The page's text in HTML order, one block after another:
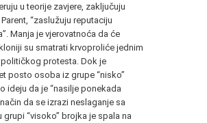
u teorije zavjere, zaključuju
“zaslužuju reputaciju
Manja je vjerovatnoća da će
su smatrati krvoproliće jednim
protesta. Dok je
posto osoba iz grupe “nisko”
ideju da je “nasilje ponekada
da se izrazi neslaganje sa
grupi “visoko” brojka je spala na